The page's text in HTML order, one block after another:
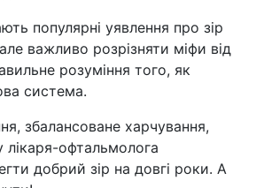
популярні уявлення про зір
важливо розрізняти міфи від
розуміння того, як
система.
збалансоване харчування,
лікаря-офтальмолога
добрий зір на довгі роки. А